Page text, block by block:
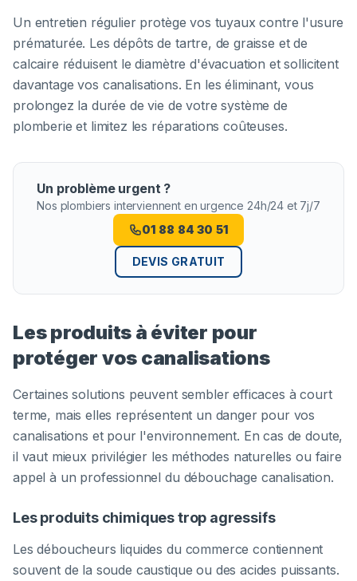
Un entretien régulier protège vos tuyaux contre l'usure
prématurée. Les dépôts de tartre, de graisse et de
calcaire réduisent le diamètre d'évacuation et sollicitent
davantage vos canalisations. En les éliminant, vous
prolongez la durée de vie de votre système de
plomberie et limitez les réparations coûteuses.
Un problème urgent ?
Nos plombiers interviennent en urgence 24h/24 et 7j/7
01 88 84 30 51
DEVIS GRATUIT
Les produits à éviter pour
protéger vos canalisations
Certaines solutions peuvent sembler efficaces à court
terme, mais elles représentent un danger pour vos
canalisations et pour l'environnement. En cas de doute,
il vaut mieux privilégier les méthodes naturelles ou faire
appel à un professionnel du débouchage canalisation.
Les produits chimiques trop agressifs
Les déboucheurs liquides du commerce contiennent
souvent de la soude caustique ou des acides puissants.